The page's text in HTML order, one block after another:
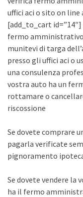
uffici aci o sito on line
[add_to_cart id=”14″]
fermo amministrativo
munitevi di targa
presso gli uffici aci o
una consulenza
vostra auto ha un
rottamare o
riscossione
Se dovete comprare
pagarla verificate
pignoramento
Se dovete vendere la
ha il fermo